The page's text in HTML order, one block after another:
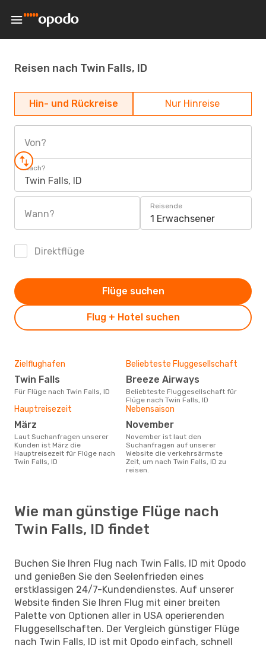
Reisen nach Twin Falls, ID
Hin- und Rückreise Nur Hinreise
Von?
Nach?
Twin Falls, ID
Wann?
Reisende
1 Erwachsener
Direktflüge
Flug + Hotel suchen
Flüge suchen
Zielflughafen
Twin Falls
Für Flüge nach Twin Falls, ID
Beliebteste Fluggesellschaft
Breeze Airways
Beliebteste Fluggesellschaft für
Flüge nach Twin Falls, ID
Hauptreisezeit
März
Laut Suchanfragen unserer
Kunden ist März die
Hauptreisezeit für Flüge nach
Twin Falls, ID
Nebensaison
November
November ist laut den
Suchanfragen auf unserer
Website die verkehrsärmste
Zeit, um nach Twin Falls, ID zu
reisen.
Wie man günstige Flüge nach
Twin Falls, ID findet
Buchen Sie Ihren Flug nach Twin Falls, ID mit Opodo
und genießen Sie den Seelenfrieden eines
erstklassigen 24/7-Kundendienstes. Auf unserer
Website finden Sie Ihren Flug mit einer breiten
Palette von Optionen aller in USA operierenden
Fluggesellschaften. Der Vergleich günstiger Flüge
nach Twin Falls, ID ist mit Opodo einfach, schnell